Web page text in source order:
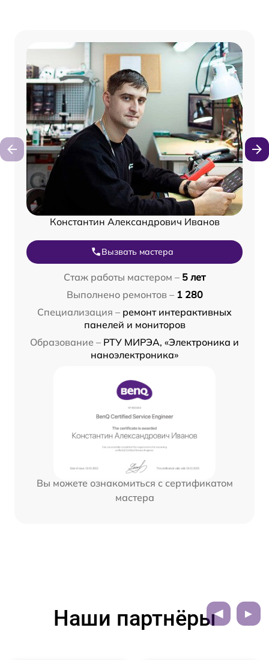
Константин Александрович Иванов
Вызвать мастера
Стаж работы мастером – 5 лет
Выполнено ремонтов – 1 280
Специализация – ремонт интерактивных
панелей и мониторов
Образование – РТУ МИРЭА, «Электроника и
наноэлектроника»
Вы можете ознакомиться с сертификатом
мастера
Наши партнёры